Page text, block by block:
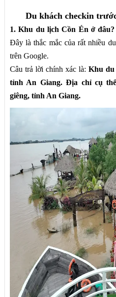
Du khách checkin
1. Khu du lịch Cồn Én ở
Đây là thắc mắc của rất nhiều
trên Google.
Câu trả lời chính xác là: Khu du
tỉnh An Giang. Địa chỉ cụ
giêng, tỉnh An Giang.